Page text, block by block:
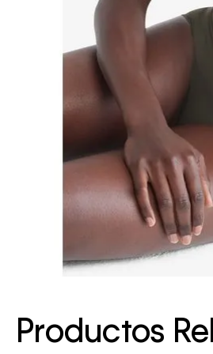
Productos